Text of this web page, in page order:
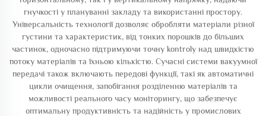
гнучкості у плануванні закладу та використанні простору.
Універсальність технології дозволяє обробляти матеріали різної
густини та характеристик, від тонких порошків до більших
частинок, одночасно підтримуючи точну kontrolу над швидкістю
потоку матеріалів та їхньою кількістю. Сучасні системи вакуумної
передачі також включають передові функції, такі як автоматичні
цикли очищення, запобігання розділенню матеріалів та
можливості реального часу моніторингу, що забезпечує
оптимальну продуктивність та надійність у промислових